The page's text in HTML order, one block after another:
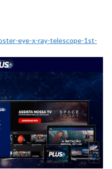
eye-x-ray-telescope-1st-